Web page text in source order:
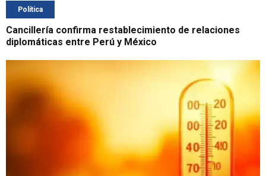
Política
Cancillería confirma restablecimiento de relaciones
diplomáticas entre Perú y México